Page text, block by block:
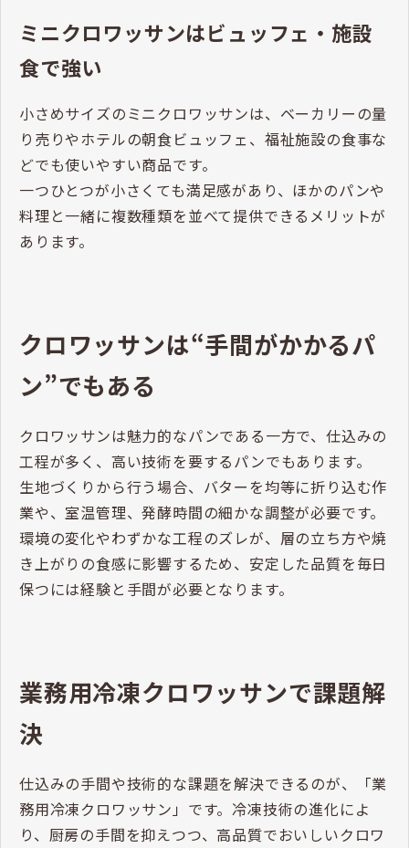
ミニクロワッサンはビュッフェ・施設
食で強い
小さめサイズのミニクロワッサンは、ベーカリーの量
り売りやホテルの朝食ビュッフェ、福祉施設の食事な
どでも使いやすい商品です。
一つひとつが小さくても満足感があり、ほかのパンや
料理と一緒に複数種類を並べて提供できるメリットが
あります。
クロワッサンは“手間がかかるパ
ン”でもある
クロワッサンは魅力的なパンである一方で、仕込みの
工程が多く、高い技術を要するパンでもあります。
生地づくりから行う場合、バターを均等に折り込む作
業や、室温管理、発酵時間の細かな調整が必要です。
環境の変化やわずかな工程のズレが、層の立ち方や焼
き上がりの食感に影響するため、安定した品質を毎日
保つには経験と手間が必要となります。
業務用冷凍クロワッサンで課題解
決
仕込みの手間や技術的な課題を解決できるのが、「業
務用冷凍クロワッサン」です。冷凍技術の進化によ
り、厨房の手間を抑えつつ、高品質でおいしいクロワ